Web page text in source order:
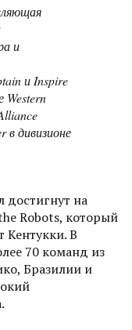
и
и Inspire
Western
в дивизионе
достигнут на
Robots, который
Кентукки. В
70 команд из
Бразилии и